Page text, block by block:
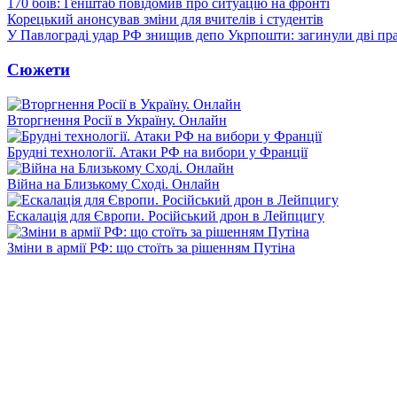
170 боїв: Генштаб повідомив про ситуацію на фронті
Корецький анонсував зміни для вчителів і студентів
У Павлограді удар РФ знищив депо Укрпошти: загинули дві
Сюжети
Вторгнення Росії в Україну. Онлайн
Брудні технології. Атаки РФ на вибори у Франції
Війна на Близькому Сході. Онлайн
Ескалація для Європи. Російський дрон в Лейпцигу
Зміни в армії РФ: що стоїть за рішенням Путіна